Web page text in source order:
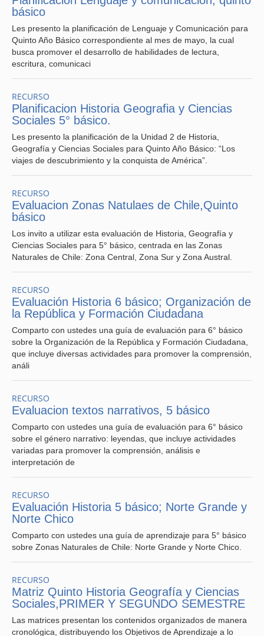
básico
Les presento la planificación de Lenguaje y Comunicación para
Quinto Año Básico correspondiente al mes de mayo, la cual
busca promover el desarrollo de habilidades de lectura,
escritura, comunicaci
RECURSO
Planificacion Historia Geografia y Ciencias
Sociales 5° básico.
Les presento la planificación de la Unidad 2 de Historia,
Geografía y Ciencias Sociales para Quinto Año Básico: “Los
viajes de descubrimiento y la conquista de América”.
RECURSO
Evaluacion Zonas Natulaes de Chile,Quinto
básico
Los invito a utilizar esta evaluación de Historia, Geografía y
Ciencias Sociales para 5° básico, centrada en las Zonas
Naturales de Chile: Zona Central, Zona Sur y Zona Austral.
RECURSO
Evaluación Historia 6 básico; Organización de
la República y Formación Ciudadana
Comparto con ustedes una guía de evaluación para 6° básico
sobre la Organización de la República y Formación Ciudadana,
que incluye diversas actividades para promover la comprensión,
análi
RECURSO
Evaluacion textos narrativos, 5 básico
Comparto con ustedes una guía de evaluación para 6° básico
sobre el género narrativo: leyendas, que incluye actividades
variadas para promover la comprensión, análisis e
interpretación de
RECURSO
Evaluación Historia 5 básico; Norte Grande y
Norte Chico
Comparto con ustedes una guía de aprendizaje para 5° básico
sobre Zonas Naturales de Chile: Norte Grande y Norte Chico.
RECURSO
Matriz Quinto Historia Geografía y Ciencias
Sociales,PRIMER Y SEGUNDO SEMESTRE
Las matrices presentan los contenidos organizados de manera
cronológica, distribuyendo los Objetivos de Aprendizaje a lo